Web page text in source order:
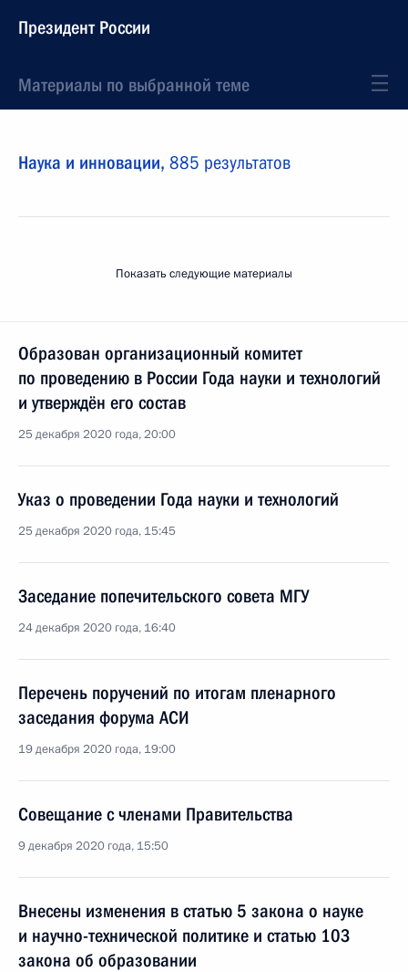
Президент России
Материалы по выбранной теме
Наука и инновации, 885 результатов
Показать следующие материалы
Образован организационный комитет
по проведению в России Года науки и технологий
и утверждён его состав
25 декабря 2020 года, 20:00
Указ о проведении Года науки и технологий
25 декабря 2020 года, 15:45
Заседание попечительского совета МГУ
24 декабря 2020 года, 16:40
Перечень поручений по итогам пленарного
заседания форума АСИ
19 декабря 2020 года, 19:00
Совещание с членами Правительства
9 декабря 2020 года, 15:50
Внесены изменения в статью 5 закона о науке
и научно-технической политике и статью 103
закона об образовании